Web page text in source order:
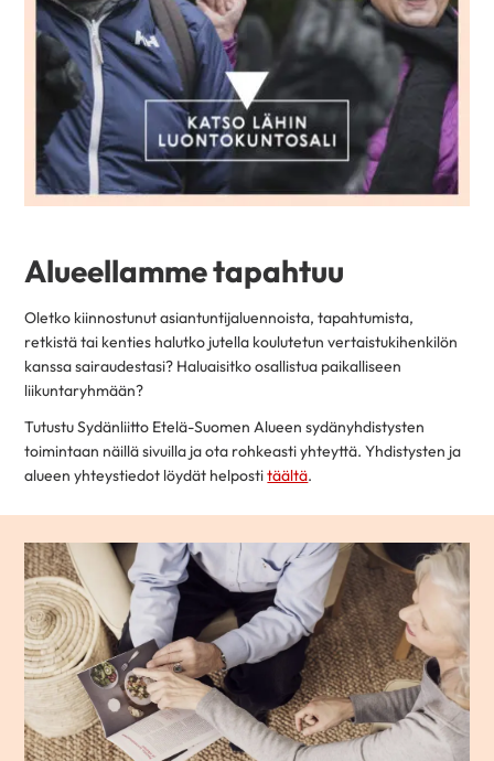
Alueellamme tapahtuu
Oletko kiinnostunut asiantuntijaluennoista, tapahtumista,
retkistä tai kenties halutko jutella koulutetun vertaistukihenkilön
kanssa sairaudestasi? Haluaisitko osallistua paikalliseen
liikuntaryhmään?
Tutustu Sydänliitto Etelä-Suomen Alueen sydänyhdistysten
toimintaan näillä sivuilla ja ota rohkeasti yhteyttä. Yhdistysten ja
alueen yhteystiedot löydät helpostitäältä.